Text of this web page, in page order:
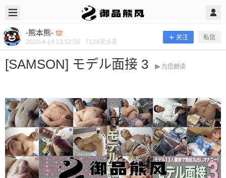
-熊本熊-
2020-4-14 13:52:56 7124次点击
关注 私信
[SAMSON] モデル面接 3 为您朗读
-熊本熊- @ 御品熊风 2020/4/14